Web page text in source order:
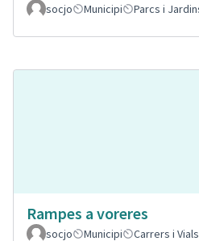
socjo
Municipi Parcs i
Rampes a voreres
socjo
Municipi Carrers i Vials